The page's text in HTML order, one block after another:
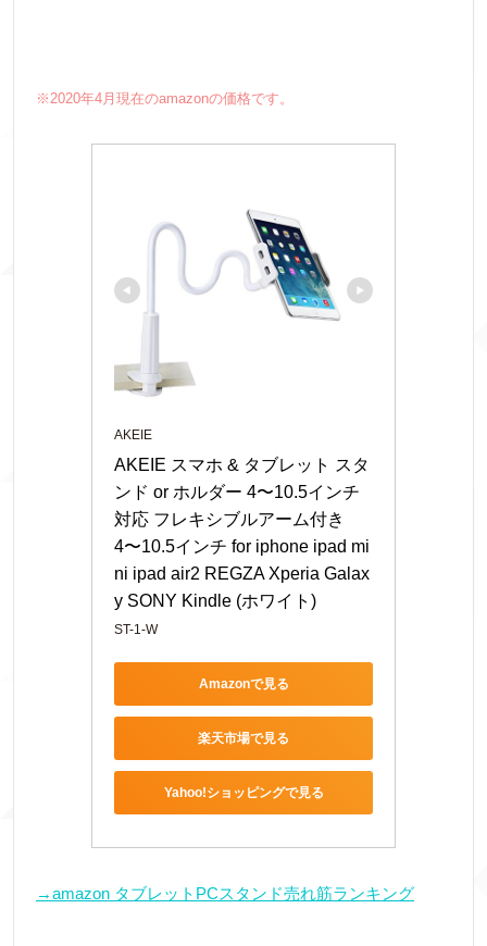
※2020年4月現在のamazonの価格です。
AKEIE
AKEIE スマホ & タブレット スタ
ンド or ホルダー 4〜10.5インチ
対応 フレキシブルアーム付き
4〜10.5インチ for iphone ipad mi
ni ipad air2 REGZA Xperia Galax
y SONY Kindle (ホワイト)
ST-1-W
Amazonで見る
楽天市場で見る
Yahoo!ショッピングで見る
→amazon タブレットPCスタンド売れ筋ランキング